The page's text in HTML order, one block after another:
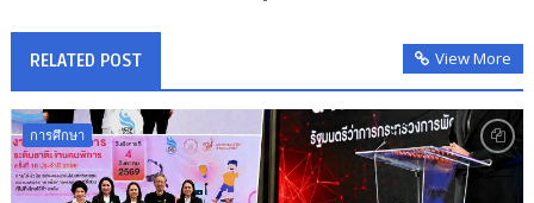
RELATED POST View More
การศึกษา